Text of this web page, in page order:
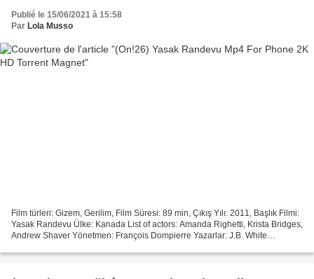
Publié le 15/06/2021 à 15:58
Par Lola Musso
Film türleri: Gizem, Gerilim, Film Süresi: 89 min, Çıkış Yılı: 2011, Başlık Filmi:
Yasak Randevu Ülke: Kanada List of actors: Amanda Righetti, Krista Bridges,
Andrew Shaver Yönetmen: François Dompierre Yazarlar: J.B. White